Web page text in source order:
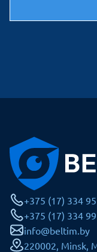
+375 (17) 334
+375 (17) 334 99
info@beltim.by
220002, Minsk,